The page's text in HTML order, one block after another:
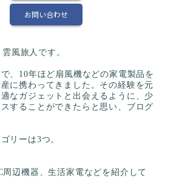
お問い合わせ
風旅人です。
、10年ほど扇風機などの家電製品を
に携わってきました。その経験を元
なガジェットと出会えるように、少
することができたらと思い、ブログ
リーは3つ。
周辺機器、生活家電などを紹介して